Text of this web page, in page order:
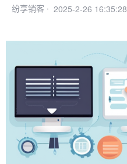
纷享销客 · 2025-2-26 16:35:28